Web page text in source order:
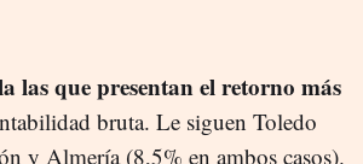
las que presentan el retorno más
bruta. Le siguen Toledo
y Almería (8,5% en ambos casos).